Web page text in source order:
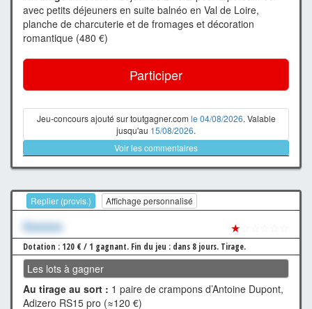
avec petits déjeuners en suite balnéo en Val de Loire,
planche de charcuterie et de fromages et décoration
romantique (480 €)
Participer
Jeu-concours ajouté sur toutgagner.com le 04/08/2026. Valable
jusqu'au 15/08/2026.
Voir les commentaires
Replier (provis.) Affichage personnalisé
Xxxxxxx ★
Dotation : 120 € / 1 gagnant. Fin du jeu : dans 8 jours. Tirage.
Les lots à gagner
Au tirage au sort : 1 paire de crampons d’Antoine Dupont,
Adizero RS15 pro (≈120 €)